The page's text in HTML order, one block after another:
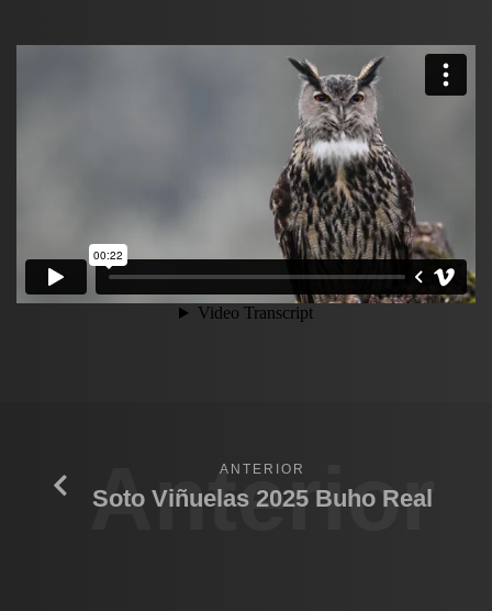
Anterior
ANTERIOR
Soto Viñuelas 2025 Buho Real